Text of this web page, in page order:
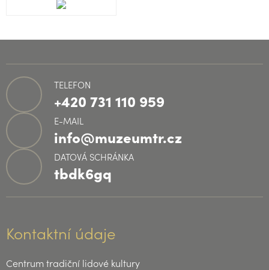
TELEFON
+420 731 110 959
E-MAIL
info@muzeumtr.cz
DATOVÁ SCHRÁNKA
tbdk6gq
Kontaktní údaje
Centrum tradiční lidové kultury